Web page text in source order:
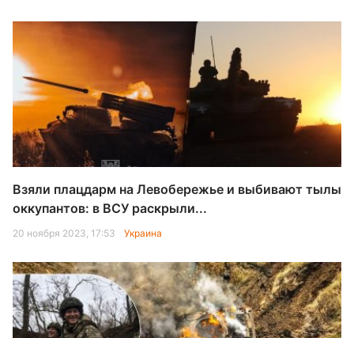
Взяли плацдарм на Левобережье и выбивают тылы
оккупантов: в ВСУ раскрыли...
20 ноября 2023, 17:53 Украина